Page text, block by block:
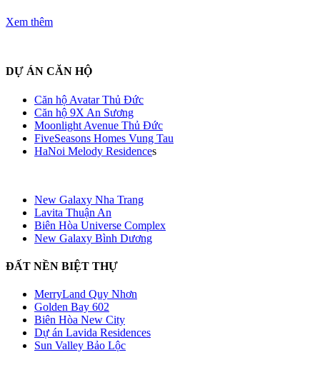
Xem thêm
DỰ ÁN CĂN HỘ
Căn hộ Avatar Thủ Đức
Căn hộ 9X An Sương
Moonlight Avenue Thủ Đức
FiveSeasons Homes Vung Tau
HaNoi Melody Residences
New Galaxy Nha Trang
Lavita Thuận An
Biên Hòa Universe Complex
New Galaxy Bình Dương
ĐẤT NỀN BIỆT THỰ
MerryLand Quy Nhơn
Golden Bay 602
Biên Hòa New City
Dự án Lavida Residences
Sun Valley Bảo Lộc